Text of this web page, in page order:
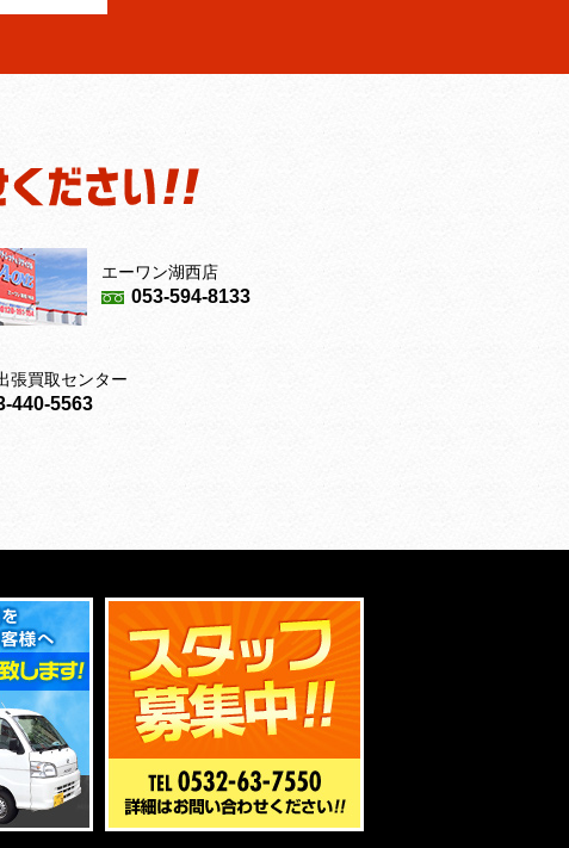
エーワン湖西店
053-594-8133
張買取センター
440-5563